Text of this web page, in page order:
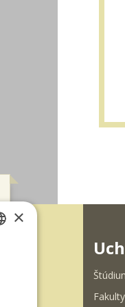
Fakulty
×